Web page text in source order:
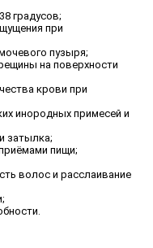
градусов;
при
пузыря;
на поверхности
крови при
инородных примесей и
затылка;
пищи;
волос и расслаивание